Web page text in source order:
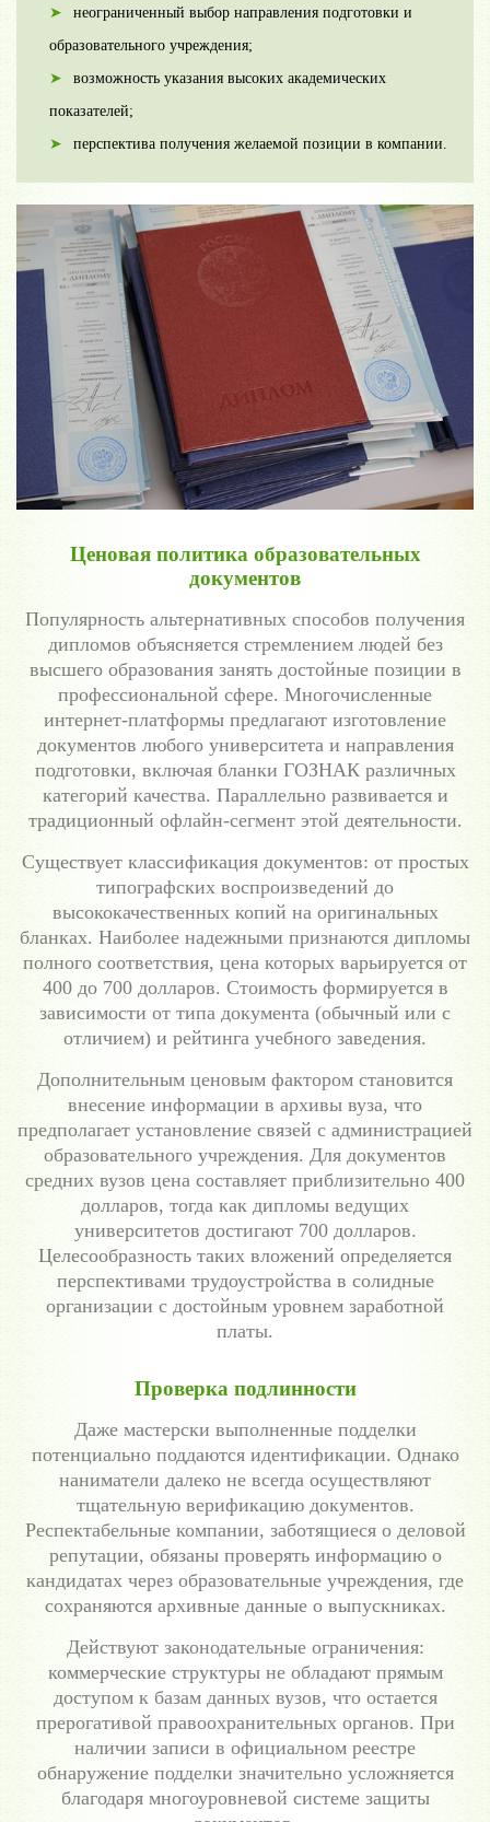
неограниченный выбор направления подготовки и
образовательного учреждения;
возможность указания высоких академических
показателей;
перспектива получения желаемой позиции в компании.
Ценовая политика образовательных
документов
Популярность альтернативных способов получения
дипломов объясняется стремлением людей без
высшего образования занять достойные позиции в
профессиональной сфере. Многочисленные
интернет-платформы предлагают изготовление
документов любого университета и направления
подготовки, включая бланки ГОЗНАК различных
категорий качества. Параллельно развивается и
традиционный офлайн-сегмент этой деятельности.
Существует классификация документов: от простых
типографских воспроизведений до
высококачественных копий на оригинальных
бланках. Наиболее надежными признаются дипломы
полного соответствия, цена которых варьируется от
400 до 700 долларов. Стоимость формируется в
зависимости от типа документа (обычный или с
отличием) и рейтинга учебного заведения.
Дополнительным ценовым фактором становится
внесение информации в архивы вуза, что
предполагает установление связей с администрацией
образовательного учреждения. Для документов
средних вузов цена составляет приблизительно 400
долларов, тогда как дипломы ведущих
университетов достигают 700 долларов.
Целесообразность таких вложений определяется
перспективами трудоустройства в солидные
организации с достойным уровнем заработной
платы.
Проверка подлинности
Даже мастерски выполненные подделки
потенциально поддаются идентификации. Однако
наниматели далеко не всегда осуществляют
тщательную верификацию документов.
Респектабельные компании, заботящиеся о деловой
репутации, обязаны проверять информацию о
кандидатах через образовательные учреждения, где
сохраняются архивные данные о выпускниках.
Действуют законодательные ограничения:
коммерческие структуры не обладают прямым
доступом к базам данных вузов, что остается
прерогативой правоохранительных органов. При
наличии записи в официальном реестре
обнаружение подделки значительно усложняется
благодаря многоуровневой системе защиты